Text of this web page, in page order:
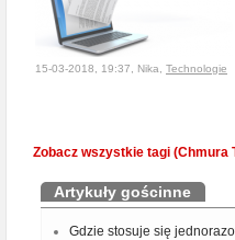
15-03-2018, 19:37, Nika, Technologie
Zobacz wszystkie tagi (Chmura
Artykuły gościnne
Gdzie stosuje się